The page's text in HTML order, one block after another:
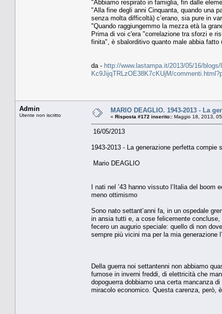
"Abbiamo respirato in famiglia, fin dalle
"Alla fine degli anni Cinquanta, quando una
senza molta difficoltà) c’erano, sia pure in
"Quando raggiungemmo la mezza età la
Prima di voi c'era "correlazione tra sforzi e
finita", è sbalorditivo quanto male abbia fatto
da - http://www.lastampa.it/2013/05/16/
Kc9JijqTRLzOE38K7cKUjM/
Admin
Utente non iscritto
MARIO DEAGLIO. 1943-2013 - La
« Risposta #172 inserito:: Maggio 18, 2013,
16/05/2013
1943-2013 - La generazione perfetta compie
Mario DEAGLIO
I nati nel ’43 hanno vissuto l’Italia del
meno ottimismo
Sono nato settant’anni fa, in un ospedale
in ansia tutti e, a cose felicemente
fecero un augurio speciale: quello di non
sempre più vicini ma per la mia generazione
Della guerra noi settantenni non abbiamo
fumose in inverni freddi, di elettricità che
dopoguerra dobbiamo una certa mancanza
miracolo economico. Questa carenza, però,